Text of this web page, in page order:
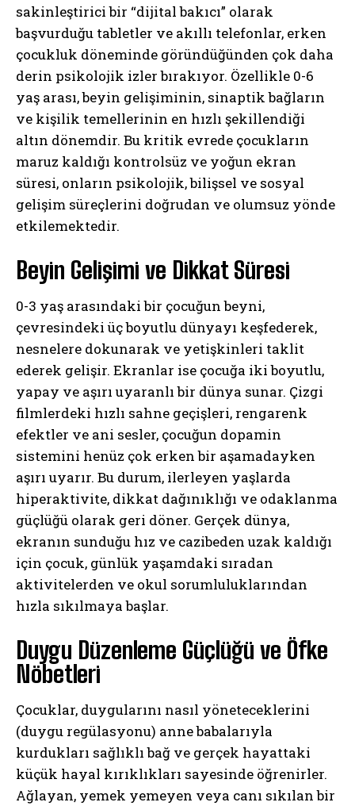
sakinleştirici bir “dijital bakıcı” olarak
başvurduğu tabletler ve akıllı telefonlar, erken
çocukluk döneminde göründüğünden çok daha
derin psikolojik izler bırakıyor. Özellikle 0-6
yaş arası, beyin gelişiminin, sinaptik bağların
ve kişilik temellerinin en hızlı şekillendiği
altın dönemdir. Bu kritik evrede çocukların
maruz kaldığı kontrolsüz ve yoğun ekran
süresi, onların psikolojik, bilişsel ve sosyal
gelişim süreçlerini doğrudan ve olumsuz yönde
etkilemektedir.
Beyin Gelişimi ve Dikkat Süresi
0-3 yaş arasındaki bir çocuğun beyni,
çevresindeki üç boyutlu dünyayı keşfederek,
nesnelere dokunarak ve yetişkinleri taklit
ederek gelişir. Ekranlar ise çocuğa iki boyutlu,
yapay ve aşırı uyaranlı bir dünya sunar. Çizgi
filmlerdeki hızlı sahne geçişleri, rengarenk
efektler ve ani sesler, çocuğun dopamin
sistemini henüz çok erken bir aşamadayken
aşırı uyarır. Bu durum, ilerleyen yaşlarda
hiperaktivite, dikkat dağınıklığı ve odaklanma
güçlüğü olarak geri döner. Gerçek dünya,
ekranın sunduğu hız ve cazibeden uzak kaldığı
için çocuk, günlük yaşamdaki sıradan
aktivitelerden ve okul sorumluluklarından
hızla sıkılmaya başlar.
Duygu Düzenleme Güçlüğü ve Öfke
Nöbetleri
Çocuklar, duygularını nasıl yöneteceklerini
(duygu regülasyonu) anne babalarıyla
kurdukları sağlıklı bağ ve gerçek hayattaki
küçük hayal kırıklıkları sayesinde öğrenirler.
Ağlayan, yemek yemeyen veya canı sıkılan bir